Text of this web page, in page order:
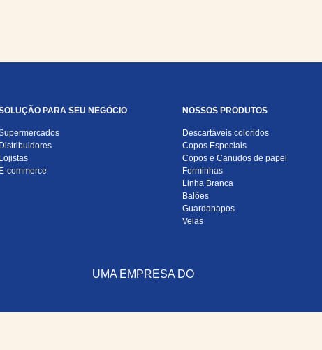
PARA SEU NEGÓCIO
Distribuidores
Lojistas
E-commerce
NOSSOS PRODUTOS
Descartáveis coloridos
Copos Especiais
Copos e Canudos de papel
Forminhas
Linha Branca
Balões
Guardanapos
Velas
UMA EMPRESA DO